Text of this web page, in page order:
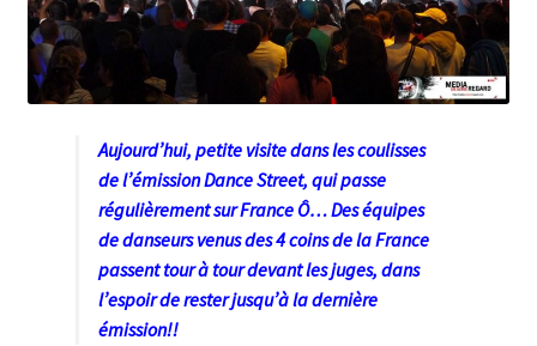
Aujourd’hui, petite visite dans les coulisses
de l’émission Dance Street, qui passe
régulièrement sur France Ô… Des équipes
de danseurs venus des 4 coins de la France
passent tour à tour devant les juges, dans
l’espoir de rester jusqu’à la dernière
émission!!